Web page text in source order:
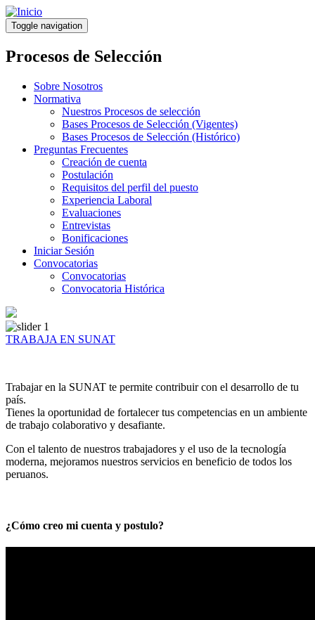
Pasar
al
contenido
principal
Toggle navigation
Procesos de Selección
Sobre Nosotros
Normativa
Nuestros Procesos de selección
Bases Procesos de Selección (Vigentes)
Bases Procesos de Selección (Histórico)
Preguntas Frecuentes
Creación de cuenta
Postulación
Requisitos del perfil del puesto
Experiencia Laboral
Evaluaciones
Entrevistas
Bonificaciones
Iniciar Sesión
Convocatorias
Convocatorias
Convocatoria Histórica
TRABAJA EN SUNAT
Trabajar en la SUNAT te permite contribuir con el desarrollo de tu
país.
Tienes la oportunidad de fortalecer tus competencias en un ambiente
de trabajo colaborativo y desafiante.
Con el talento de nuestros trabajadores y el uso de la tecnología
moderna, mejoramos nuestros servicios en beneficio de todos los
peruanos.
¿Cómo creo mi cuenta y postulo?